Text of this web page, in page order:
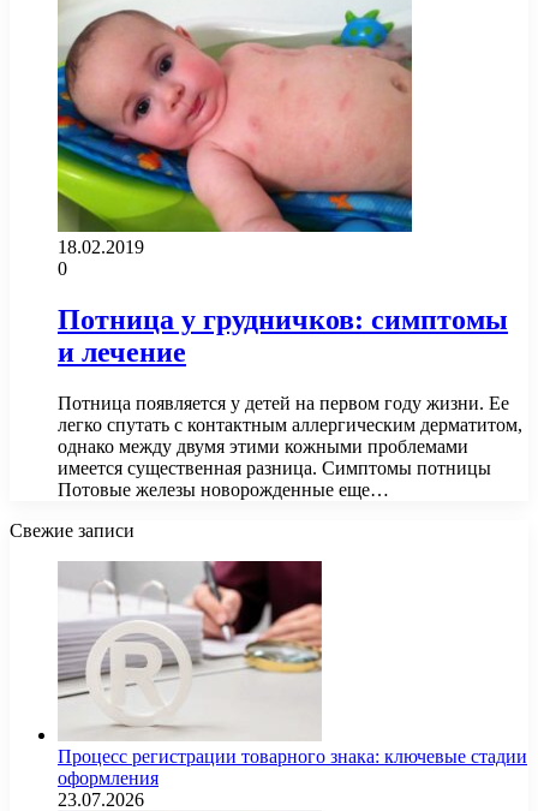
18.02.2019
0
Потница у грудничков: симптомы
и лечение
Потница появляется у детей на первом году жизни. Ее
легко спутать с контактным аллергическим дерматитом,
однако между двумя этими кожными проблемами
имеется существенная разница. Симптомы потницы
Потовые железы новорожденные еще…
Свежие записи
Процесс регистрации товарного знака: ключевые стадии
оформления
23.07.2026